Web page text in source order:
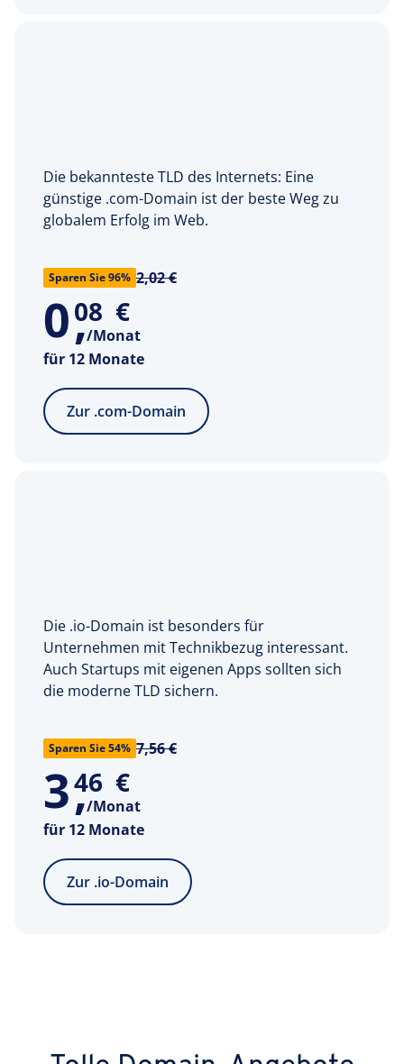
Die bekannteste TLD des Internets: Eine
günstige .com-Domain ist der beste Weg zu
globalem Erfolg im Web.
Sparen Sie 96% 2,02 €
0,
08 €
/Monat
für 12 Monate
Zur .com-Domain
Die .io-Domain ist besonders für
Unternehmen mit Technikbezug interessant.
Auch Startups mit eigenen Apps sollten sich
die moderne TLD sichern.
Sparen Sie 54% 7,56 €
3,
46 €
/Monat
für 12 Monate
Zur .io-Domain